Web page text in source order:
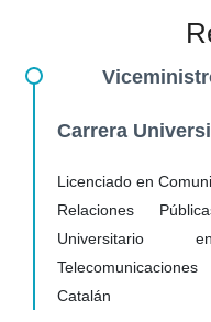
Carrera
Licenciado en
Relaciones
Universitario
Catalán